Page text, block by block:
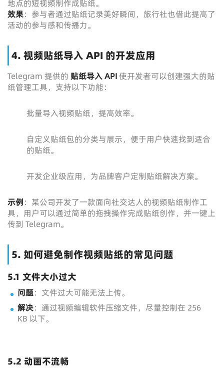
地点的短视频制作成贴纸。
效果：参与者通过贴纸记录美好瞬间，旅行社也借此提高了
活动的参与感和传播力。
4. 视频贴纸导入 API 的开发应用
Telegram 提供的 贴纸导入 API使开发者可以创建强大的贴
纸管理工具，支持以下功能：
批量导入视频贴纸，提高效率。
自定义贴纸包的分类与展示，便于用户快速找到适合
的贴纸。
开发企业级应用，为品牌客户定制贴纸解决方案。
示例：某公司开发了一款面向社交达人的视频贴纸制作工
具，用户可以通过简单的拖拽操作完成贴纸创作，并一键上
传到 Telegram。
5. 如何避免制作视频贴纸的常见问题
5.1 文件大小过大
问题：文件过大可能无法上传。
解决：通过视频编辑软件压缩文件，尽量控制在 256
KB 以下。
5.2 动画不流畅